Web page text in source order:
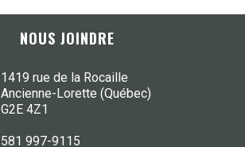
NOUS JOINDRE
1419 rue de la Rocaille
Ancienne-Lorette (Québec)
G2E 4Z1
581 997-9115